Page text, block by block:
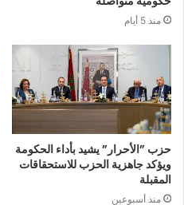
منذ 5 أيام
حزب ”الأحرار” يشيد بأداء الحكومة
ويؤكد جاهزية الحزب للاستحقاقات
المقبلة
منذ أسبوعين